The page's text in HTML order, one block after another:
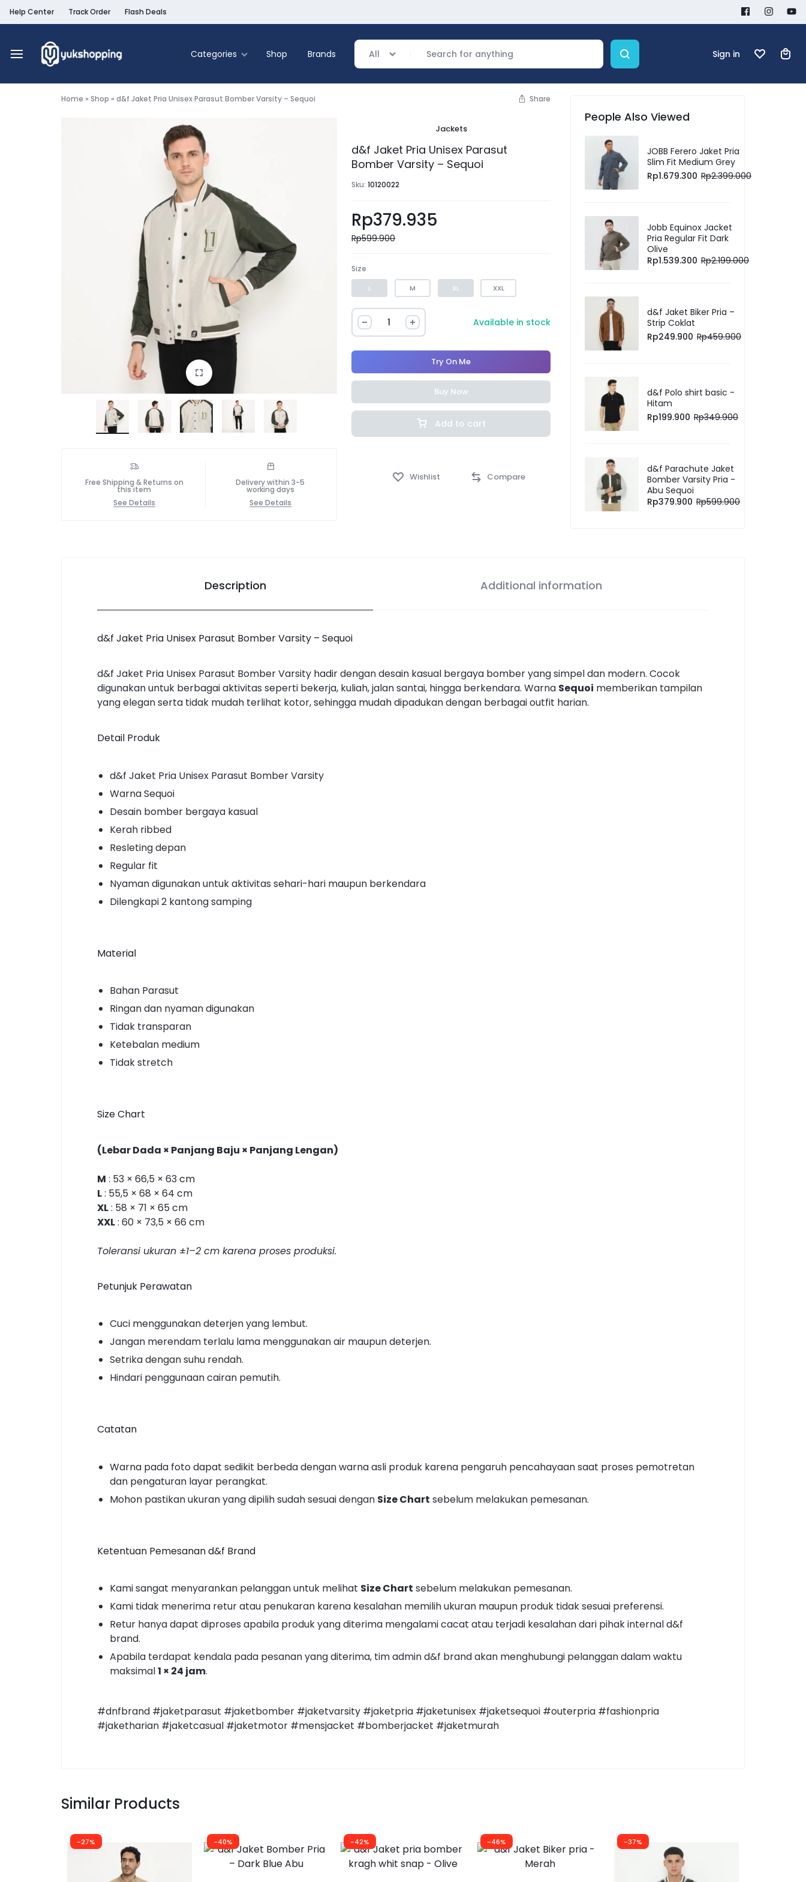
Help Center Track Order Flash Deals
Online
Categories Shop Brands All Sign in
Home » Shop » d&f Jaket Pria Unisex Parasut Bomber Varsity – Sequoi Share
Free Shipping & Returns on
this item
See Details
Delivery within 3-5
working days
See Details
Jackets
d&f Jaket Pria Unisex Parasut
Bomber Varsity – Sequoi
Sku:10120022
Rp379.935
Rp599.900
Size
L M XL XXL
Available in stock
Add to cart
Try On Me
Buy Now
Compare
Wishlist
People Also Viewed
JOBB Ferero Jaket Pria
Slim Fit Medium Grey
Rp1.679.300 Rp2.399.000
Jobb Equinox Jacket
Pria Regular Fit Dark
Olive
Rp1.539.300 Rp2.199.000
d&f Jaket Biker Pria –
Strip Coklat
Rp249.900 Rp459.900
d&f Polo shirt basic -
Hitam
Rp199.900 Rp349.900
d&f Parachute Jaket
Bomber Varsity Pria -
Abu Sequoi
Rp379.900 Rp599.900
Description Additional information
d&f Jaket Pria Unisex Parasut Bomber Varsity – Sequoi
d&f Jaket Pria Unisex Parasut Bomber Varsity hadir dengan desain kasual bergaya bomber yang simpel dan modern. Cocok
digunakan untuk berbagai aktivitas seperti bekerja, kuliah, jalan santai, hingga berkendara. Warna Sequoi memberikan tampilan
yang elegan serta tidak mudah terlihat kotor, sehingga mudah dipadukan dengan berbagai outfit harian.
Detail Produk
d&f Jaket Pria Unisex Parasut Bomber Varsity
Warna Sequoi
Desain bomber bergaya kasual
Kerah ribbed
Resleting depan
Regular fit
Nyaman digunakan untuk aktivitas sehari-hari maupun berkendara
Dilengkapi 2 kantong samping
Material
Bahan Parasut
Ringan dan nyaman digunakan
Tidak transparan
Ketebalan medium
Tidak stretch
Size Chart
(Lebar Dada × Panjang Baju × Panjang Lengan)
M : 53 × 66,5 × 63 cm
L: 55,5 × 68 × 64 cm
XL: 58 × 71 × 65 cm
XXL: 60 × 73,5 × 66 cm
Toleransi ukuran ±1–2 cm karena proses produksi.
Petunjuk Perawatan
Cuci menggunakan deterjen yang lembut.
Jangan merendam terlalu lama menggunakan air maupun deterjen.
Setrika dengan suhu rendah.
Hindari penggunaan cairan pemutih.
Catatan
Warna pada foto dapat sedikit berbeda dengan warna asli produk karena pengaruh pencahayaan saat proses pemotretan
dan pengaturan layar perangkat.
Mohon pastikan ukuran yang dipilih sudah sesuai dengan Size Chart sebelum melakukan pemesanan.
Ketentuan Pemesanan d&f Brand
Kami sangat menyarankan pelanggan untuk melihat Size Chart sebelum melakukan pemesanan.
Kami tidak menerima retur atau penukaran karena kesalahan memilih ukuran maupun produk tidak sesuai preferensi.
Retur hanya dapat diproses apabila produk yang diterima mengalami cacat atau terjadi kesalahan dari pihak internal d&f
brand.
Apabila terdapat kendala pada pesanan yang diterima, tim admin d&f brand akan menghubungi pelanggan dalam waktu
maksimal1 × 24 jam.
#dnfbrand #jaketparasut #jaketbomber #jaketvarsity #jaketpria #jaketunisex #jaketsequoi #outerpria #fashionpria
#jaketharian #jaketcasual #jaketmotor #mensjacket #bomberjacket #jaketmurah
Similar Products
-27% -40% -42% -46% -37%